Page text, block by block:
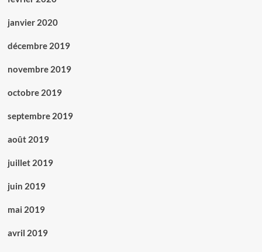
janvier 2020
décembre 2019
novembre 2019
octobre 2019
septembre 2019
août 2019
juillet 2019
juin 2019
mai 2019
avril 2019